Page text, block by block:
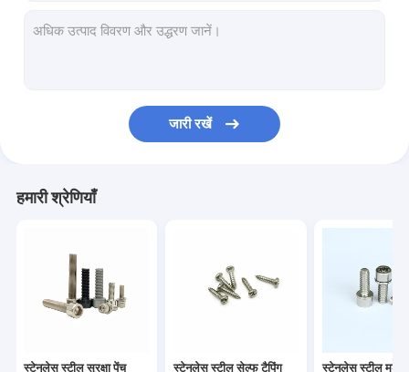
गुणवत्ता नियंत्रण
स्टेनलेस स्टील सुरक्षा पेंच
स्टेनलेस स्टील सेल्फ टैपिंग स्क्रू
जारी रखें
हमारी श्रेणियाँ
स्टेनलेस स्टील सुरक्षा पेंच स्टेनलेस स्टील सेल्फ टैपिंग स्टेनलेस स्टील